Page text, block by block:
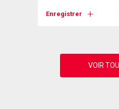
Enregistrer